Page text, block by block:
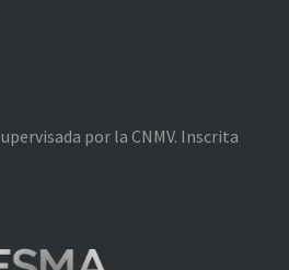
por la CNMV. Inscrita